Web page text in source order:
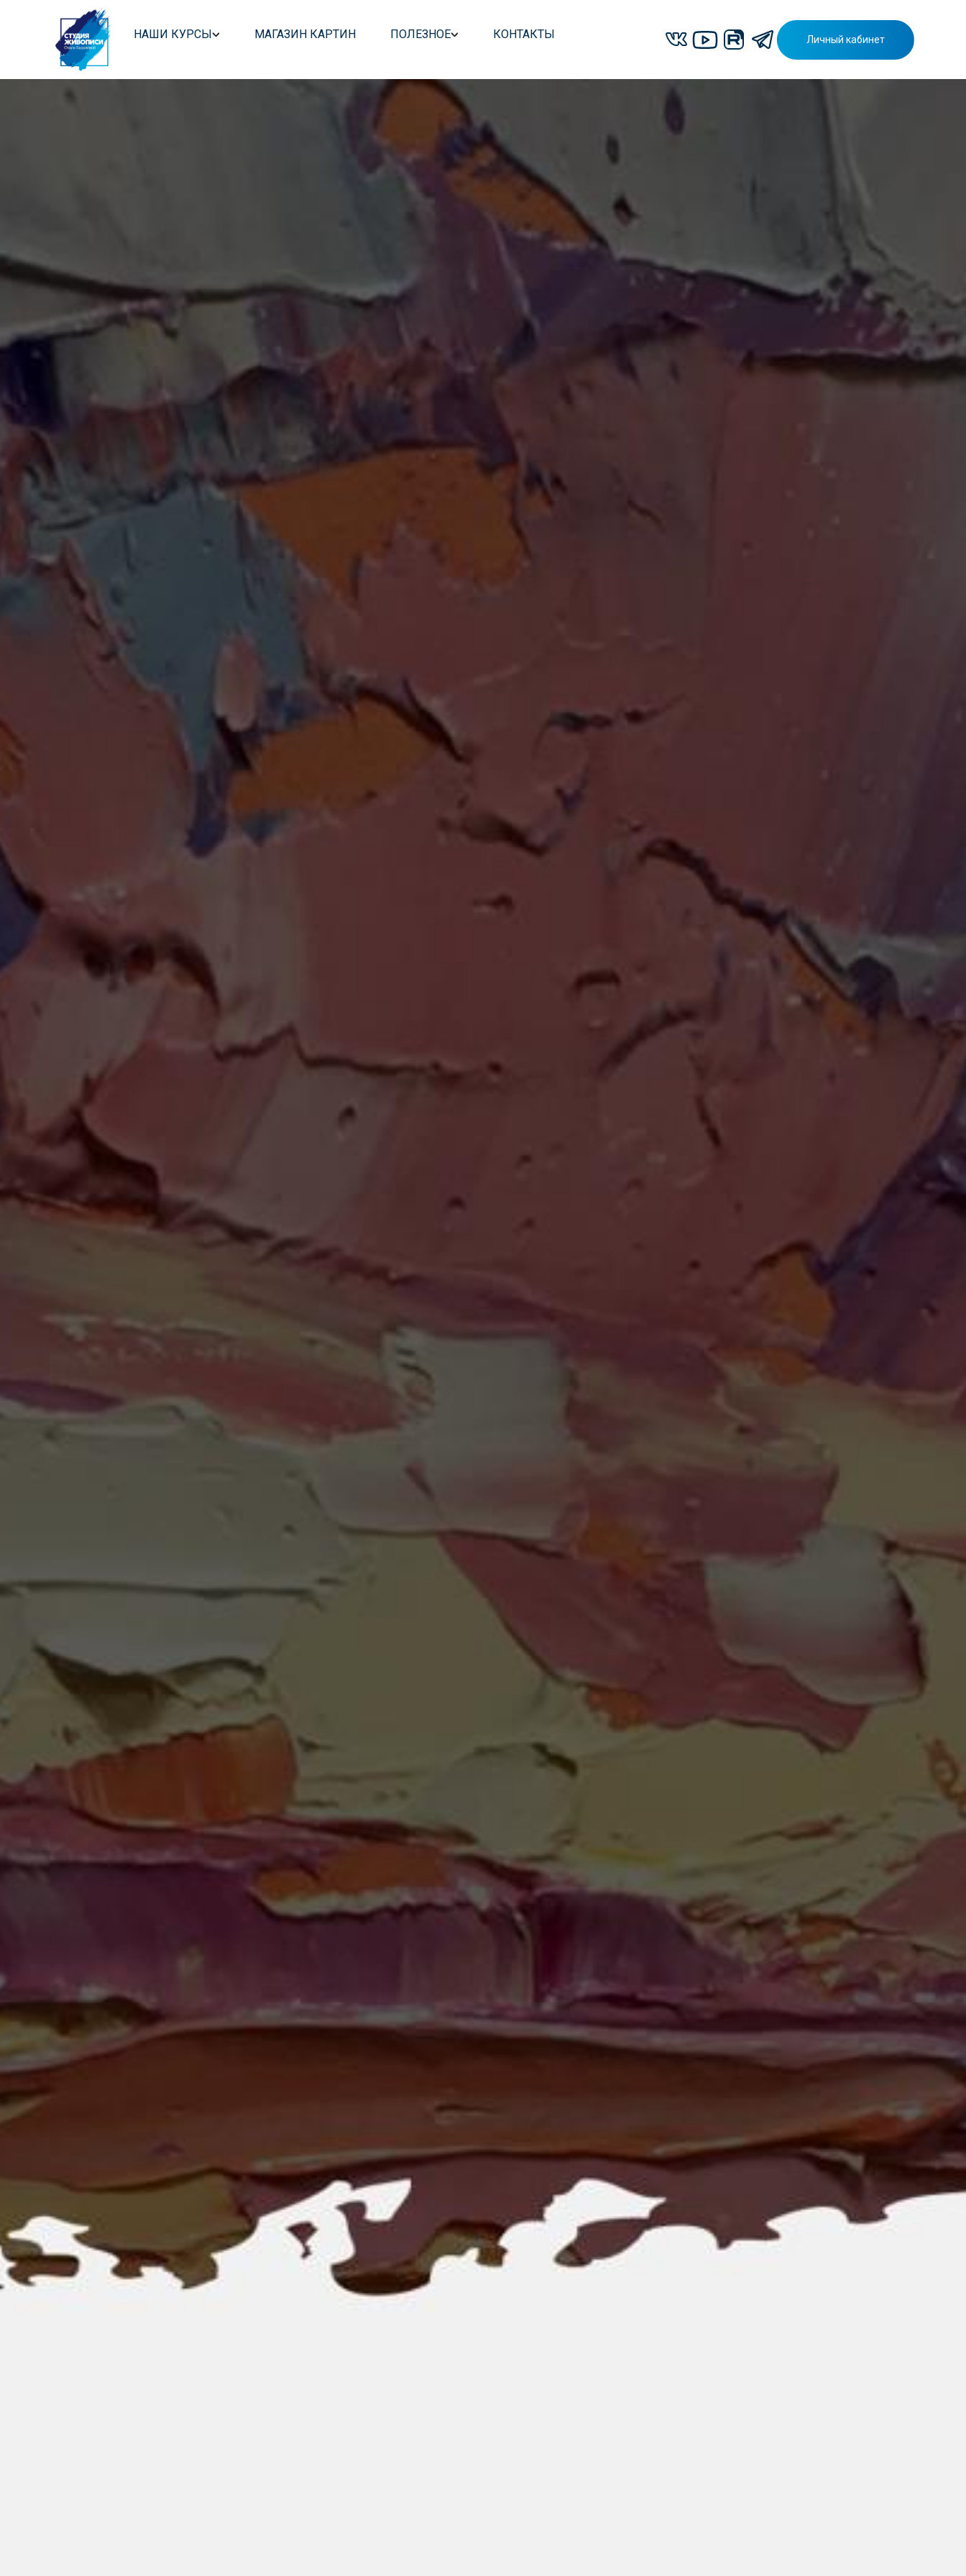
НАШИ КУРСЫ МАГАЗИН КАРТИН ПОЛЕЗНОЕ КОНТАКТЫ Личный кабинет